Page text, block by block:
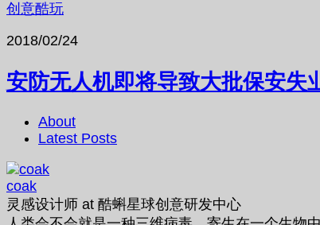
创意酷玩
2018/02/24
安防无人机即将导致大批保安失
About
Latest Posts
coak
灵感设计师 at 酷蝌星球创意研发中心